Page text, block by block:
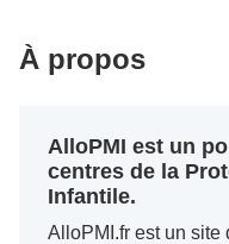
À propos
AlloPMI est un
centres de la
Infantile.
AlloPMI.fr est un site